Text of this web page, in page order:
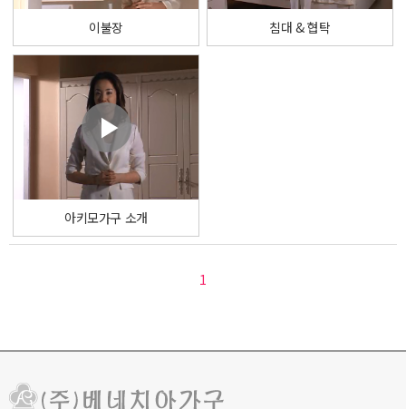
이불장 침대 & 협탁
아키모가구 소개
1